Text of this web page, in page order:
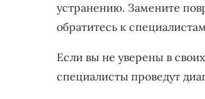
устранению. Замените
обратитесь к
Если вы не уверены в
специалисты проведут